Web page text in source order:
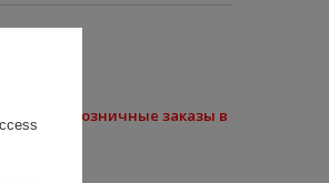
розничные заказы в